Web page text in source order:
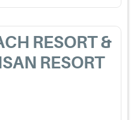
RESORT &
RESORT